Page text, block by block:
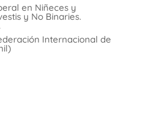
en Niñeces y
y No Binaries.
Internacional de